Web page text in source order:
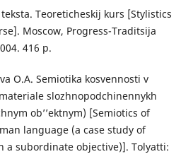
Teoreticheskij kurs [Stylistics
Moscow, Progress-Traditsija
416 p.
O.A. Semiotika kosvennosti v
slozhnopodchinennykh
ob’’ektnym) [Semiotics of
language (a case study of
a subordinate objective)]. Tolyatti: